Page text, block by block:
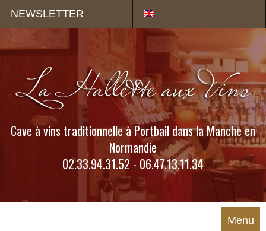
NEWSLETTER
Cave à vins traditionnelle à Portbail dans la Manche en
Normandie
02.33.94.31.52 - 06.47.13.11.34
Menu
Panneau de gestion des cookies